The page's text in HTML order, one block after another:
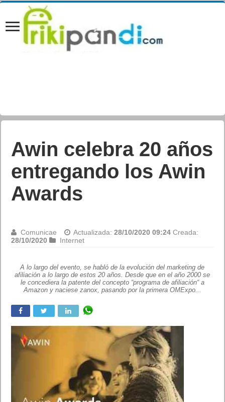
Awin celebra 20 años
entregando los Awin
Awards
Comunicae Actualizada:28/10/2020 09:24 Creada:
28/10/2020
Internet
A lo largo del evento, se habló de la evolución del marketing de
afiliación a lo largo de estos 20 años. Desde que en el año 2000 se
le concediera la patente del concepto “programa de afiliación“ a
Amazon y naciese zanox, pasando por la primera OMExpo...